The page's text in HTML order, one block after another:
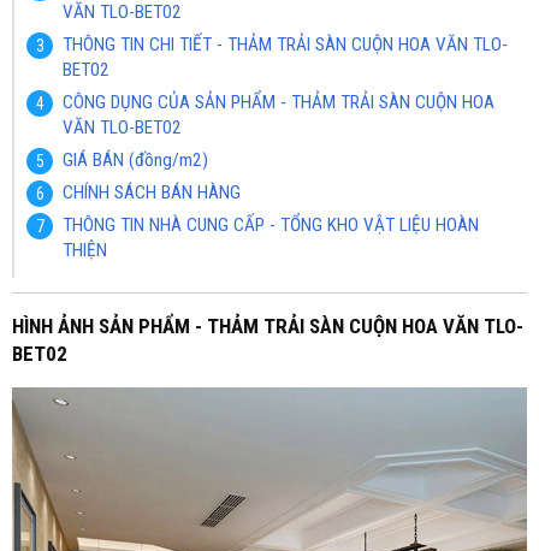
VĂN TLO-BET02
THÔNG TIN CHI TIẾT - THẢM TRẢI SÀN CUỘN HOA VĂN TLO-
BET02
CÔNG DỤNG CỦA SẢN PHẨM - THẢM TRẢI SÀN CUỘN HOA
VĂN TLO-BET02
GIÁ BÁN (đồng/m2)
CHÍNH SÁCH BÁN HÀNG
THÔNG TIN NHÀ CUNG CẤP - TỔNG KHO VẬT LIỆU HOÀN
THIỆN
HÌNH ẢNH SẢN PHẨM - THẢM TRẢI SÀN CUỘN HOA VĂN TLO-
BET02